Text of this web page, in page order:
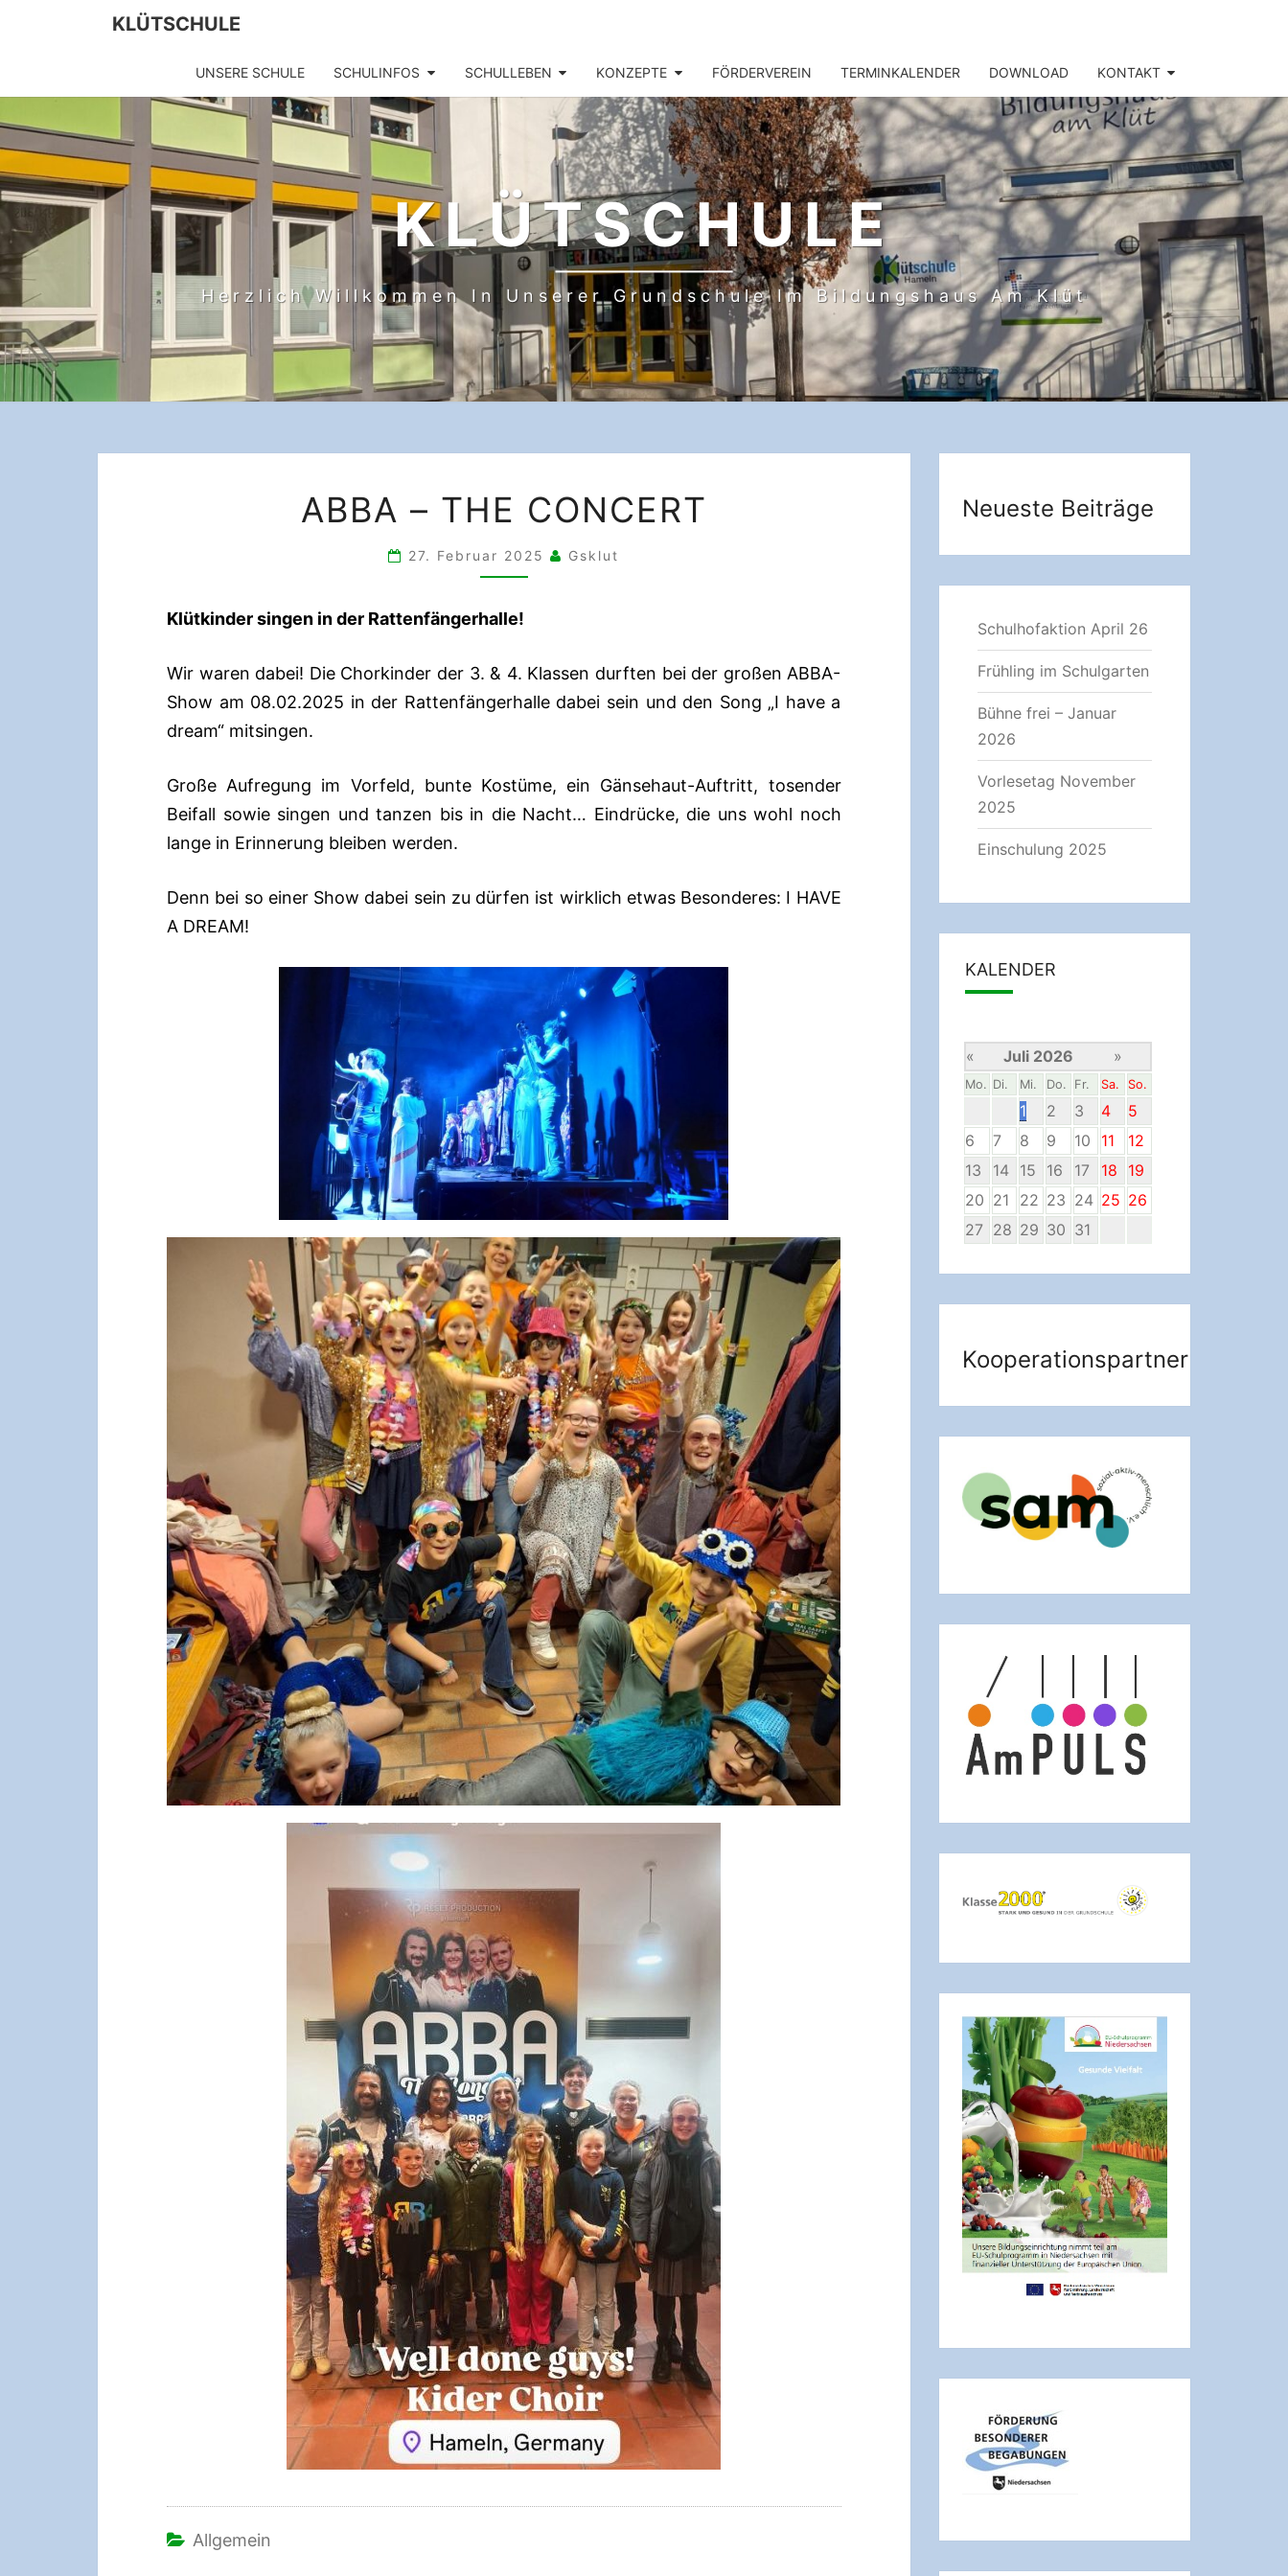
KLÜTSCHULE
UNSERE SCHULE SCHULINFOS SCHULLEBEN KONZEPTE FÖRDERVEREIN TERMINKALENDER DOWNLOAD KONTAKT
KLÜTSCHULE
Herzlich Willkommen In Unserer Grundschule Im Bildungshaus Am Klüt
–
ABBA – THE CONCERT
27. Februar 2025 Gsklut
Klütkinder singen in der Rattenfängerhalle!
Wir waren dabei! Die Chorkinder der 3. & 4. Klassen durften bei der großen ABBA-
Show am 08.02.2025 in der Rattenfängerhalle dabei sein und den Song „I have a
dream“ mitsingen.
Große Aufregung im Vorfeld, bunte Kostüme, ein Gänsehaut-Auftritt, tosender
Beifall sowie singen und tanzen bis in die Nacht… Eindrücke, die uns wohl noch
lange in Erinnerung bleiben werden.
Denn bei so einer Show dabei sein zu dürfen ist wirklich etwas Besonderes: I HAVE
A DREAM!
Allgemein
Neueste Beiträge
Schulhofaktion April 26
Frühling im Schulgarten
Bühne frei – Januar
2026
Vorlesetag November
2025
Einschulung 2025
KALENDER
« Juli 2026 »
Mo. Di. Mi. Do. Fr. Sa. So.
1 2 3 4
5
6
7 8 9 10 11
12
13
14 15 16 17 18
19
20 21 22 23 24 25 26
27 28 29 30 31
Kooperationspartner